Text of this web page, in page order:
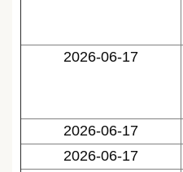
2026-06-17
2026-06-17
2026-06-17